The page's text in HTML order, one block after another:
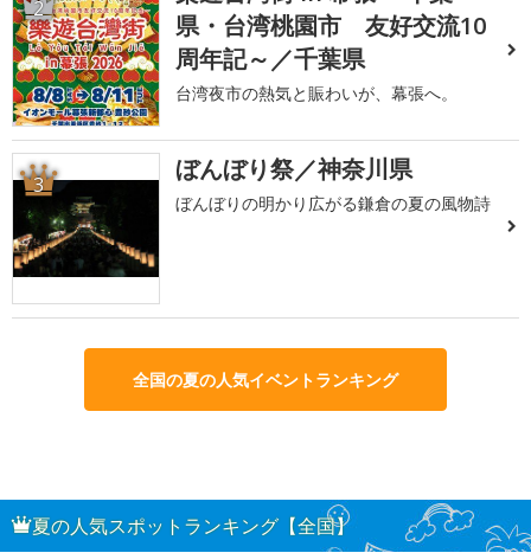
2
県・台湾桃園市 友好交流10
周年記～／千葉県
台湾夜市の熱気と賑わいが、幕張へ。
3 ぼんぼり祭／神奈川県
ぼんぼりの明かり広がる鎌倉の夏の風物詩
全国の夏の人気イベントランキング
夏の人気スポットランキング【全国】